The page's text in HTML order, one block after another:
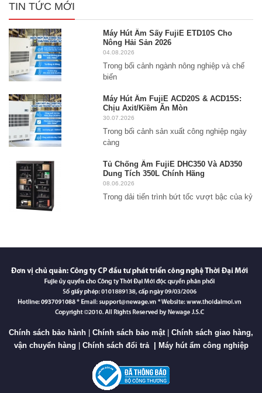
TIN TỨC MỚI
Máy Hút Ẩm Sấy FujiE ETD10S Cho
Nông Hải Sản 2026
04.08.2026
Trong bối cảnh ngành nông nghiệp và chế
biến
Máy Hút Ẩm FujiE ACD20S & ACD15S:
Chịu Axit/Kiềm Ăn Mòn
30.07.2026
Trong bối cảnh sản xuất công nghiệp ngày
càng
Tủ Chống Ẩm FujiE DHC350 Và AD350
Dung Tích 350L Chính Hãng
08.06.2026
Trong dải tiến trình bứt tốc vượt bậc của kỷ
Chính sách bảo hành Chính sách bảo mật
Chính sách giao hàng,
vận chuyển hàng
Chính sách đổi trả| Máy hút ẩm công nghiệp